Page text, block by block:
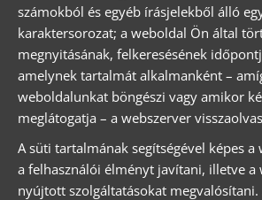
számokból és egyéb írásjelekből álló
karaktersorozat; a weboldal Ön által
megnyitásának, felkeresésének
amelynek tartalmát alkalmanként –
weboldalunkat böngészi vagy amikor
meglátogatja – a webszerver
A süti tartalmának segítségével képes a
a felhasználói élményt javítani, illetve a
nyújtott szolgáltatásokat